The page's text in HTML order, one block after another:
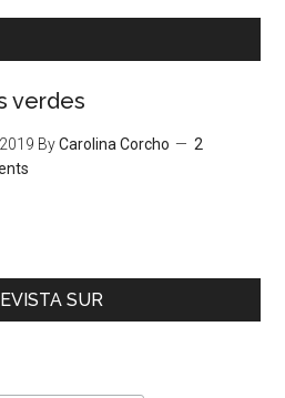
verdes
ByCarolina Corcho
2
SUR